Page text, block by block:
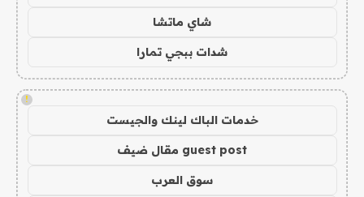
شاي ماتشا
شدات ببجي تمارا
!
خدمات الباك لينك والجيست
guest post مقال ضيف
سوق العرب